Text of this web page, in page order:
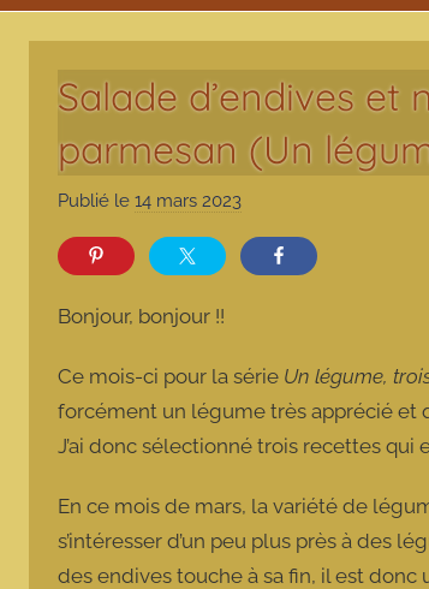
Salade d’endives et
parmesan (Un
Publié le 14 mars 2023
r
m
o
t
e
Bonjour, bonjour !!
Ce mois-ci pour la série Un légume,
forcément un légume très apprécié et
J’ai donc sélectionné trois recettes qui
En ce mois de mars, la variété de
s’intéresser d’un peu plus près à des
des endives touche à sa fin, il est donc